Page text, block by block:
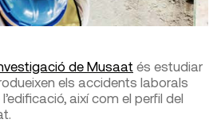
de Musaat és estudiar
els accidents laborals
així com el perfil del